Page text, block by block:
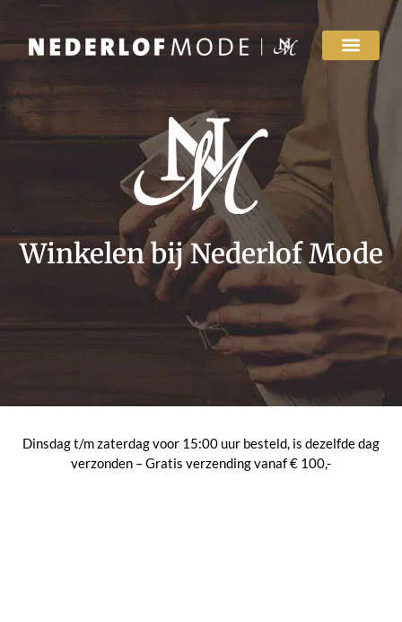
Winkelen bij Nederlof Mode
Dinsdag t/m zaterdag voor 15:00 uur besteld, is dezelfde dag
verzonden – Gratis verzending vanaf € 100,-